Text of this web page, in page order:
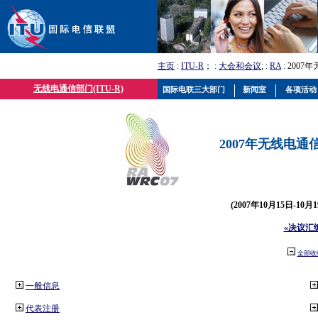
主页 : ITU-R ； : 大会和会议; : RA: 2007年
无线电通信部门(ITU-R)
2007年无线电通
(2007年10月15日-10月
«决议汇
全部收
一般信息
代表注册
国际电联三大部门 新闻室 各项活动